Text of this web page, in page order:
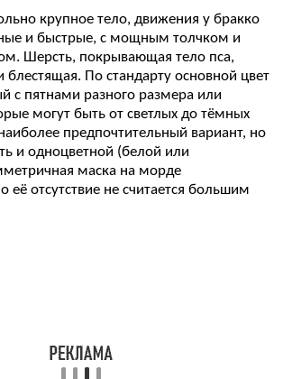
крупное тело, движения у бракко
и быстрые, с мощным толчком и
Шерсть, покрывающая тело пса,
блестящая. По стандарту основной цвет
с пятнами разного размера или
могут быть от светлых до тёмных
предпочтительный вариант, но
и одноцветной (белой или
маска на морде
её отсутствие не считается большим